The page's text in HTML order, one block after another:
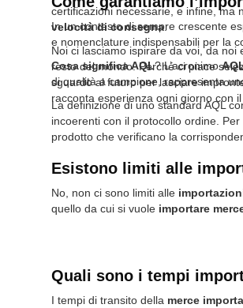
certificazioni necessarie, e infine, ma
velocità di consegna.
Noi ci lasciamo ispirare da voi, da noi
resto del mondo. Perché ci piace
sguardo al futuro per lasciare
racconta esperienza ogni giorno con
In un contesto di sempre crescente
e nomenclature indispensabili per la
Cosa significa AQL? L’acronimo
di qualità a campione, rappresenta
La definizione di uno standard AQL
incoerenti con il protocollo ordine.
prodotto che verificano la
Esistono limiti alle
No, non ci sono limiti alle
quello da cui si vuole importare
Quali sono i tempi
I tempi di transito della merce